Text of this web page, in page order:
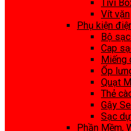
Tivi
Vít vặn
Phụ kiện
Bộ
Cap
Miếng
Ốp
Quạt
Thẻ
Gậy
Sạc
Phần Mềm,